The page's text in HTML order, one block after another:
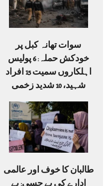
سوات تھانہ کبل پر
خودکش حملہ: 6 پولیس
اہلکاروں سمیت 15 افراد
شہید، 10 شدید زخمی
طالبان کا خوف اور عالمی